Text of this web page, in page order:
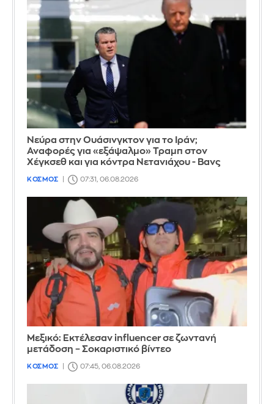
Νεύρα στην Ουάσινγκτον για το Ιράν;
Αναφορές για «εξάψαλμο» Τραμπ στον
Χέγκσεθ και για κόντρα Νετανιάχου - Βανς
ΚΟΣΜΟΣ 07:31, 06.08.2026
Μεξικό: Εκτέλεσαν influencer σε ζωντανή
μετάδοση – Σοκαριστικό βίντεο
ΚΟΣΜΟΣ 07:45, 06.08.2026